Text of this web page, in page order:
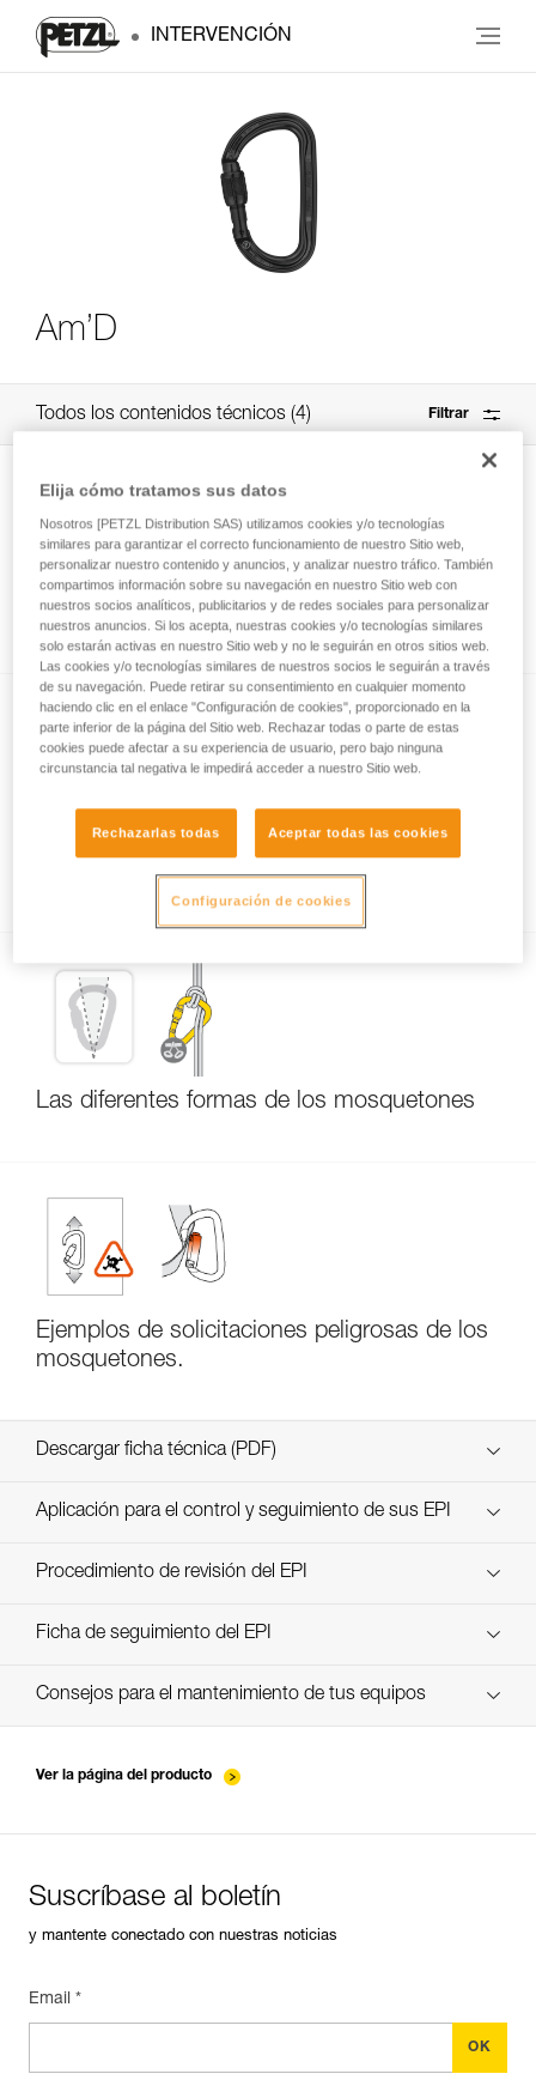
INTERVENCIÓN
Am’D
Todos los contenidos técnicos 4 Filtrar
Lo esencial sobre los mosquetones
Los sistemas de bloqueo de los
mosquetones
Las diferentes formas de los mosquetones
Ejemplos de solicitaciones peligrosas de los
mosquetones.
Descargar ficha técnica (PDF)
Technical Notice
Aplicación para el control y seguimiento de sus EPI
descubra ePPEcentre
Procedimiento de revisión del EPI
verif EPI-CONNECTEURS-procedure-FR
Ficha de seguimiento del EPI
verif EPI-suivi-connecteur-FR
Consejos para el mantenimiento de tus equipos
Ver la página del producto
Suscríbase al boletín
y mantente conectado con nuestras noticias
Email *
Elija cómo tratamos sus datos
Nosotros [PETZL Distribution SAS) utilizamos cookies y/o tecnologías
similares para garantizar el correcto funcionamiento de nuestro Sitio web,
personalizar nuestro contenido y anuncios, y analizar nuestro tráfico. También
compartimos información sobre su navegación en nuestro Sitio web con
nuestros socios analíticos, publicitarios y de redes sociales para personalizar
nuestros anuncios. Si los acepta, nuestras cookies y/o tecnologías similares
solo estarán activas en nuestro Sitio web y no le seguirán en otros sitios web.
Las cookies y/o tecnologías similares de nuestros socios le seguirán a través
de su navegación. Puede retirar su consentimiento en cualquier momento
haciendo clic en el enlace "Configuración de cookies", proporcionado en la
parte inferior de la página del Sitio web. Rechazar todas o parte de estas
cookies puede afectar a su experiencia de usuario, pero bajo ninguna
circunstancia tal negativa le impedirá acceder a nuestro Sitio web.
Rechazarlas todas Aceptar todas las cookies
Configuración de cookies